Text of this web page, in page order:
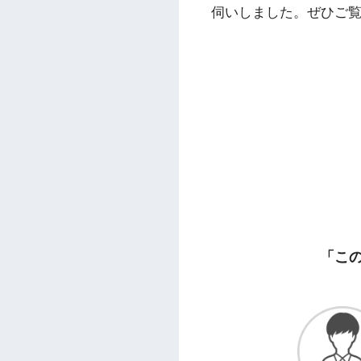
伺いしました。ぜひご
「こ